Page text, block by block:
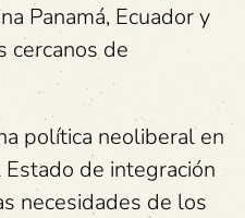
Panamá, Ecuador y
cercanos de
política neoliberal en
de integración
necesidades de los